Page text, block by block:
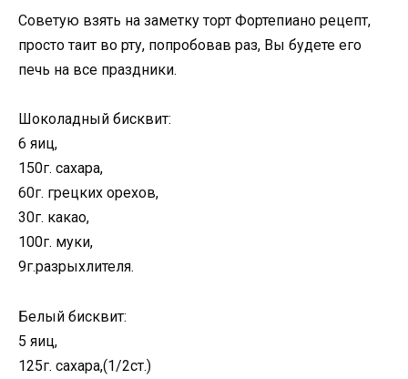
Советую взять на заметку торт Фортепиано рецепт,
просто таит во рту, попробовав раз, Вы будете его
печь на все праздники.
Шоколадный бисквит:
6 яиц,
150г. сахара,
60г. грецких орехов,
30г. какао,
100г. муки,
9г.разрыхлителя.
Белый бисквит:
5 яиц,
125г. сахара,(1/2ст.)